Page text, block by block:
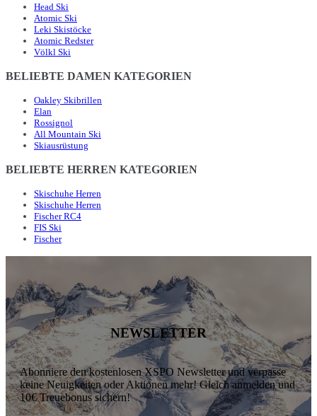
Head Ski
Atomic Ski
Leki Skistöcke
Atomic Redster
Völkl Ski
BELIEBTE DAMEN KATEGORIEN
Oakley Skibrillen
Elan
Rossignol
All Mountain Ski
Skiausrüstung
BELIEBTE HERREN KATEGORIEN
Skischuhe Herren
Skischuhe Herren
Fischer RC4
FIS Ski
Fischer
NEWSLETTER
Abonniere den kostenlosen XSPO Newsletter und verpasse
keine Neuigkeiten oder Aktionen mehr! Gleich anmelden und
10€ Treuebonus sichern!